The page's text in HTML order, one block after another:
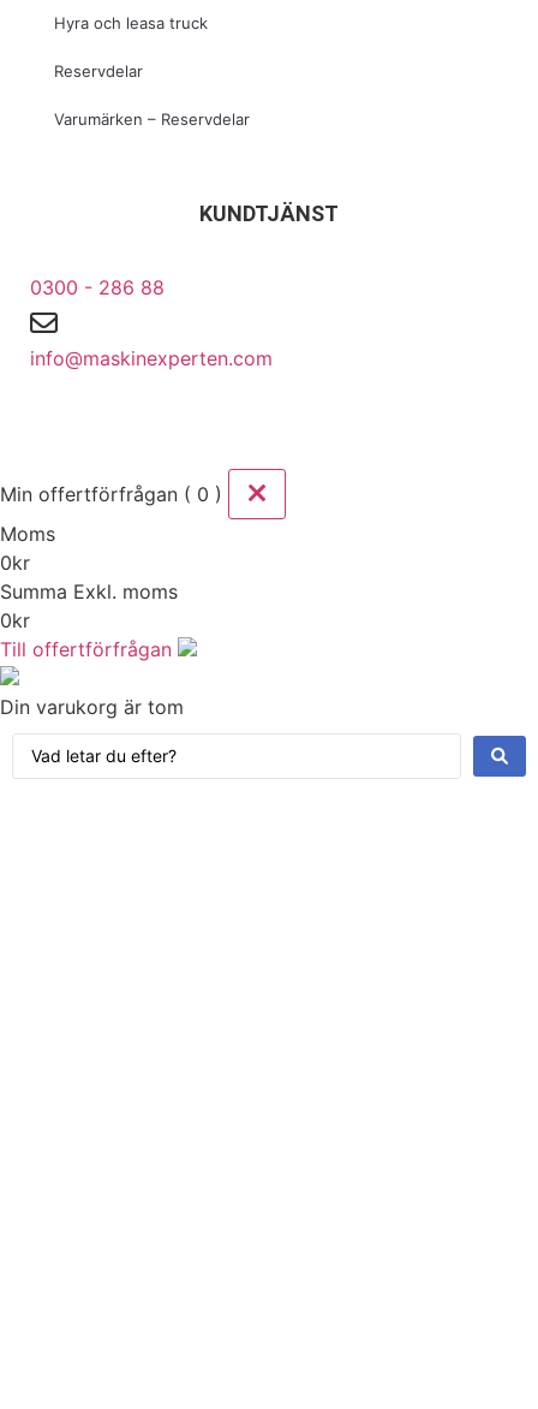
Hyra och leasa truck
Reservdelar
Varumärken – Reservdelar
KUNDTJÄNST
0300 - 286 88
info@maskinexperten.com
Min offertförfrågan ( 0 )
Moms
0kr
Summa Exkl. moms
0kr
Till offertförfrågan
Din varukorg är tom